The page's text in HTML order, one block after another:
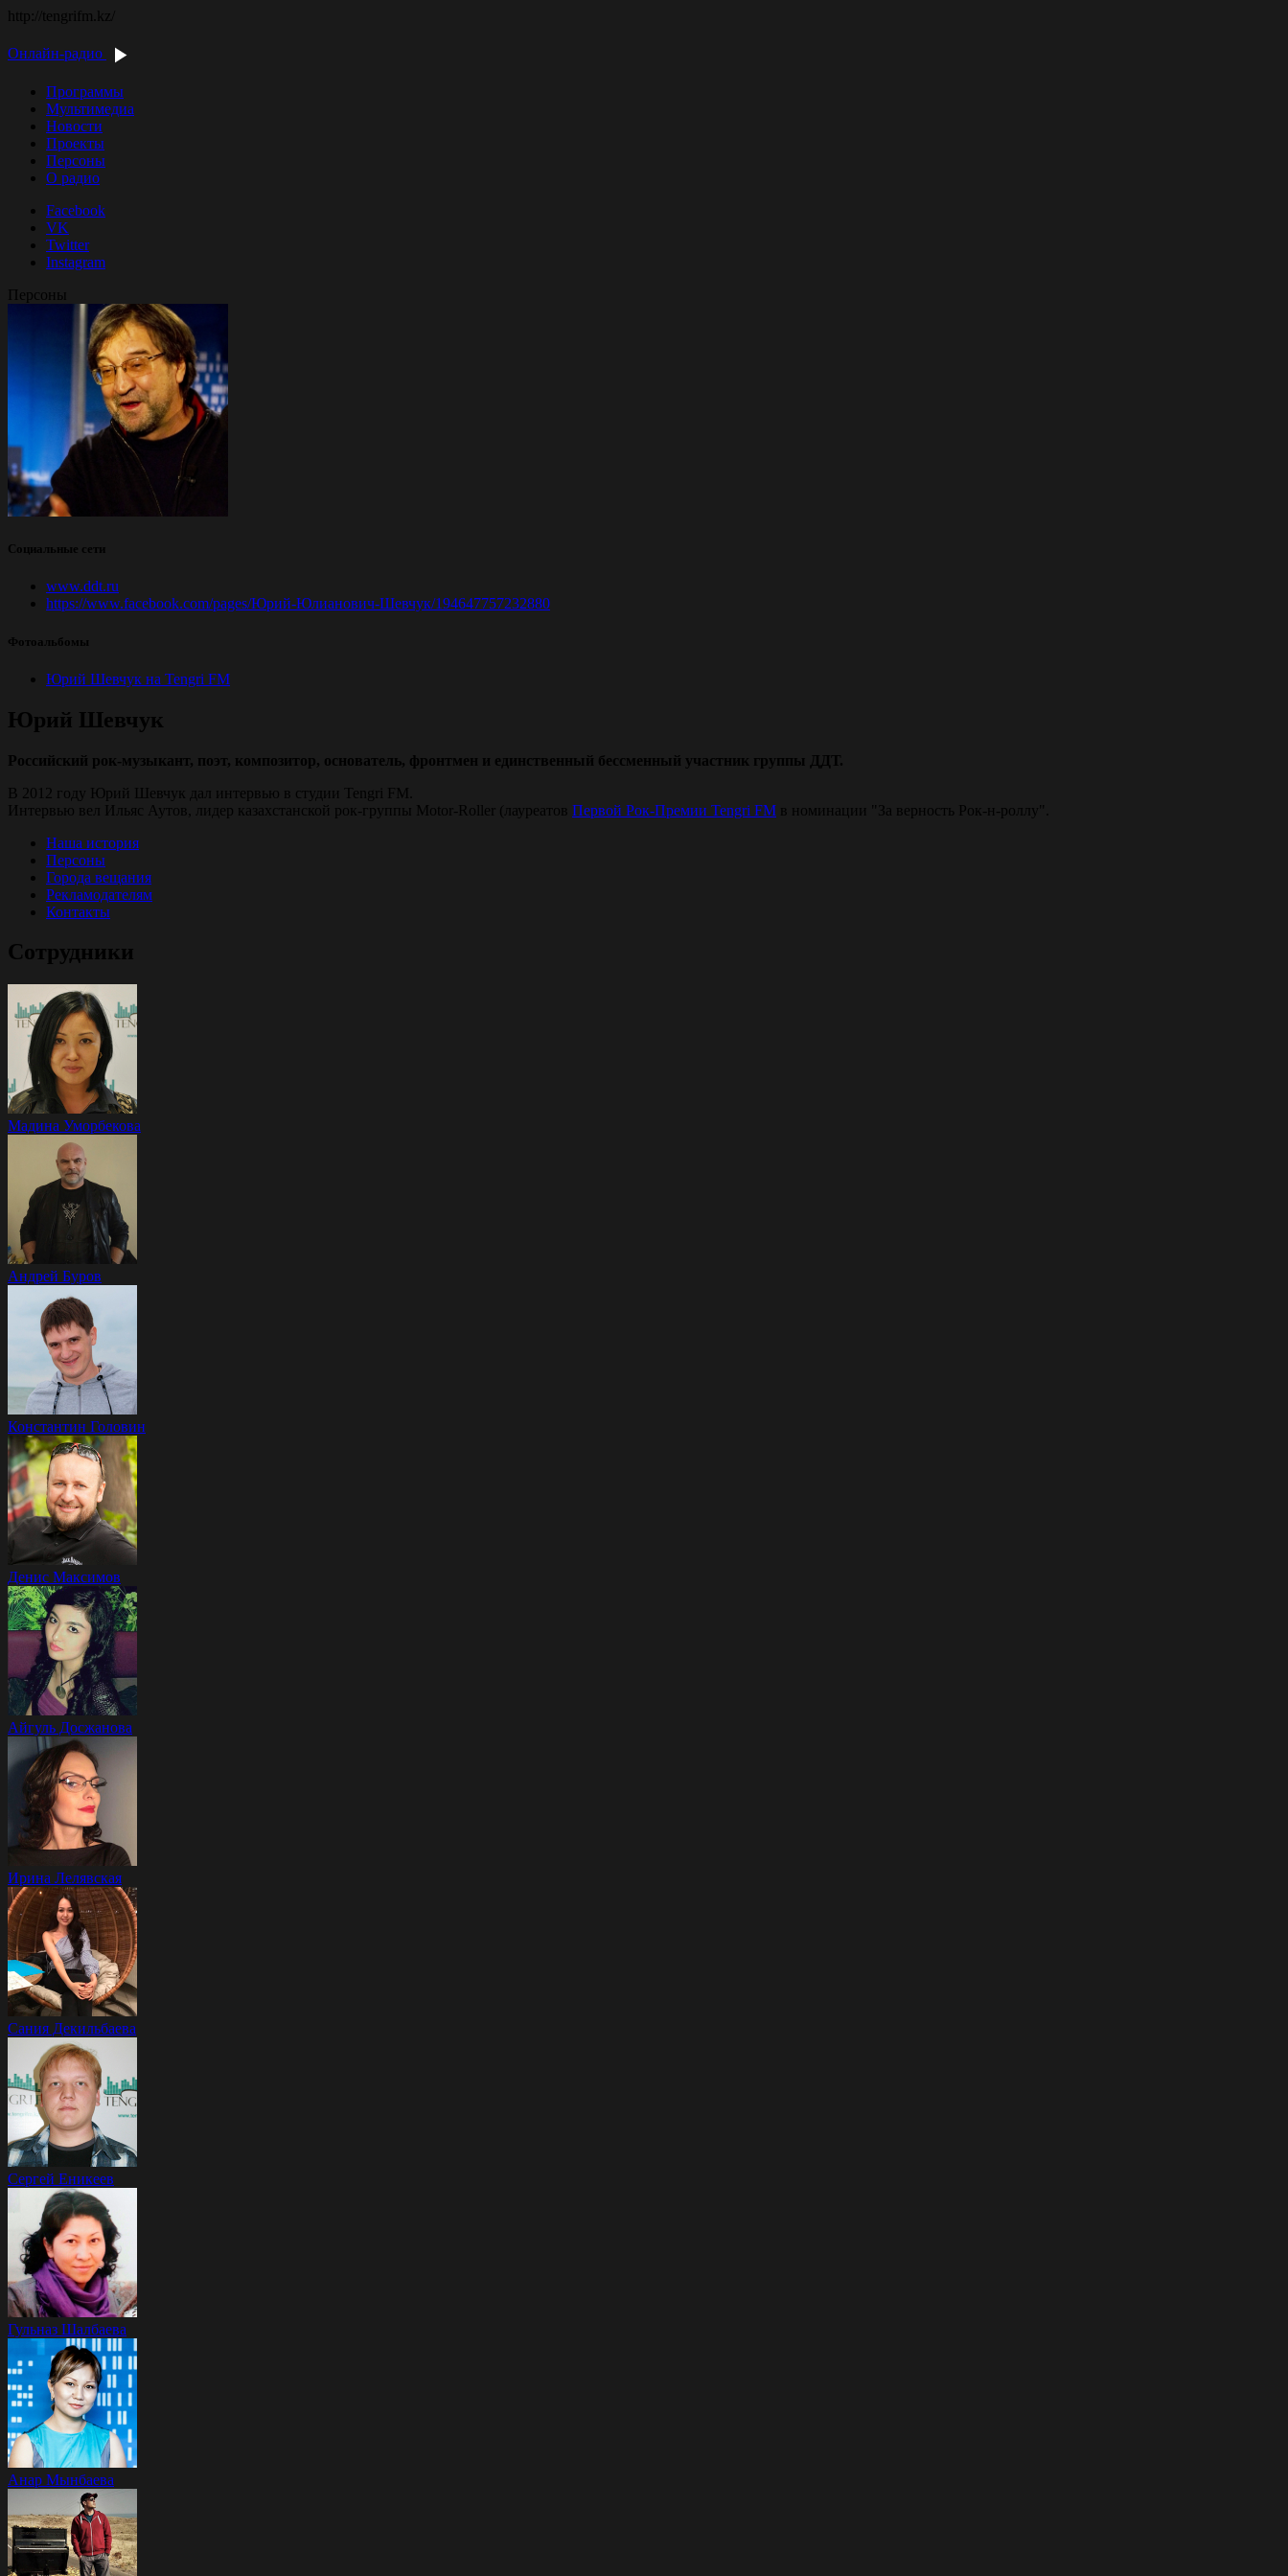
http://tengrifm.kz/
Онлайн-радио
Программы
Мультимедиа
Новости
Проекты
Персоны
О радио
Facebook
VK
Twitter
Instagram
Персоны
Социальные сети
www.ddt.ru
https://www.facebook.com/pages/Юрий-Юлианович-Шевчук/194647757232880
Фотоальбомы
Юрий Шевчук на Tengri FM
Юрий Шевчук
Российский рок-музыкант, поэт, композитор, основатель, фронтмен и единственный бессменный участник группы ДДТ.
В 2012 году Юрий Шевчук дал интервью в студии Tengri FM.
Интервью вел Ильяс Аутов, лидер казахстанской рок-группы Motor-Roller (лауреатов Первой Рок-Премии Tengri FM в номинации "За верность Рок-н-роллу".
Наша история
Персоны
Города вещания
Рекламодателям
Контакты
Сотрудники
Мадина Уморбекова
Андрей Буров
Константин Головин
Денис Максимов
Айгуль Досжанова
Ирина Лелявская
Сания Декильбаева
Сергей Еникеев
Гульназ Шалбаева
Анар Мынбаева